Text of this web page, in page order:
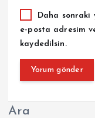
Daha sonraki
e-posta adresim
kaydedilsin.
Ara